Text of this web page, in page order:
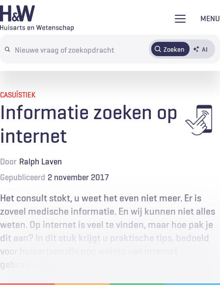
Overslaan
en
de
MENU
Search
terms
Zoeken AI
AbonnerenTijdschrift Inloggen
CASUÏSTIEK
Informatie zoeken op
internet
Door Ralph Laven
Gepubliceerd 2 november 2017
Het consult stokt, u weet het even niet meer. Er is
zoveel medische informatie. En wij kunnen niet alles
weten. Op internet is veel te vinden, maar hoe pak je
dit aan? In dit stuk krijgt u praktische tips, bedoeld
voor huisartsen die nog weinig van internet
gebruikmaken. …